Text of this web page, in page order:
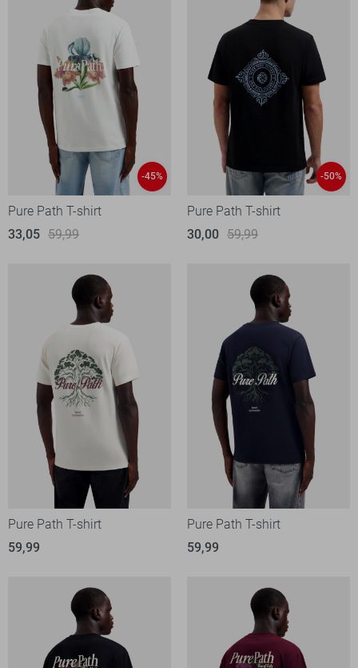
-45%
Pure Path T-shirt
33,05 59,99
-50%
Pure Path T-shirt
30,00 59,99
Pure Path T-shirt
59,99
Pure Path T-shirt
59,99